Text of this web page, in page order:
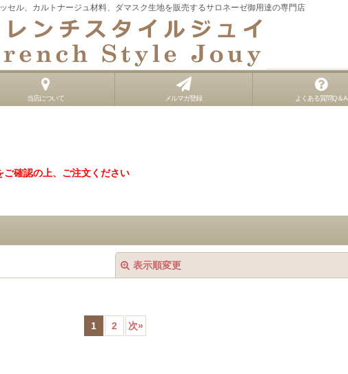
セル、カルトナージュ材料、ダマスク生地を販売するサロネーゼ御用達の専門店
当店について メルマガ登録 よくある質問Q＆A
確認の上、ご注文ください
表示順変更
1 2 次»